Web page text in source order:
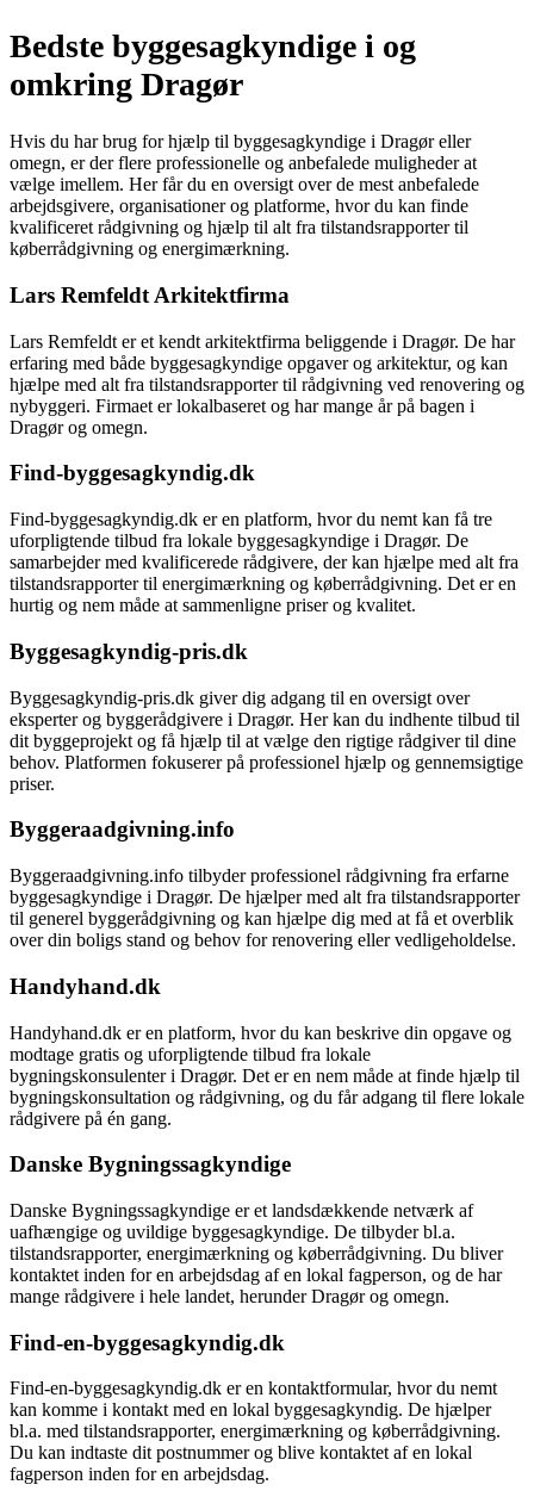
Bedste byggesagkyndige i og
omkring Dragør
Hvis du har brug for hjælp til byggesagkyndige i Dragør eller
omegn, er der flere professionelle og anbefalede muligheder at
vælge imellem. Her får du en oversigt over de mest anbefalede
arbejdsgivere, organisationer og platforme, hvor du kan finde
kvalificeret rådgivning og hjælp til alt fra tilstandsrapporter til
køberrådgivning og energimærkning.
Lars Remfeldt Arkitektfirma
Lars Remfeldt er et kendt arkitektfirma beliggende i Dragør. De har
erfaring med både byggesagkyndige opgaver og arkitektur, og kan
hjælpe med alt fra tilstandsrapporter til rådgivning ved renovering og
nybyggeri. Firmaet er lokalbaseret og har mange år på bagen i
Dragør og omegn.
Find-byggesagkyndig.dk
Find-byggesagkyndig.dk er en platform, hvor du nemt kan få tre
uforpligtende tilbud fra lokale byggesagkyndige i Dragør. De
samarbejder med kvalificerede rådgivere, der kan hjælpe med alt fra
tilstandsrapporter til energimærkning og køberrådgivning. Det er en
hurtig og nem måde at sammenligne priser og kvalitet.
Byggesagkyndig-pris.dk
Byggesagkyndig-pris.dk giver dig adgang til en oversigt over
eksperter og byggerådgivere i Dragør. Her kan du indhente tilbud til
dit byggeprojekt og få hjælp til at vælge den rigtige rådgiver til dine
behov. Platformen fokuserer på professionel hjælp og gennemsigtige
priser.
Byggeraadgivning.info
Byggeraadgivning.info tilbyder professionel rådgivning fra erfarne
byggesagkyndige i Dragør. De hjælper med alt fra tilstandsrapporter
til generel byggerådgivning og kan hjælpe dig med at få et overblik
over din boligs stand og behov for renovering eller vedligeholdelse.
Handyhand.dk
Handyhand.dk er en platform, hvor du kan beskrive din opgave og
modtage gratis og uforpligtende tilbud fra lokale
bygningskonsulenter i Dragør. Det er en nem måde at finde hjælp til
bygningskonsultation og rådgivning, og du får adgang til flere lokale
rådgivere på én gang.
Danske Bygningssagkyndige
Danske Bygningssagkyndige er et landsdækkende netværk af
uafhængige og uvildige byggesagkyndige. De tilbyder bl.a.
tilstandsrapporter, energimærkning og køberrådgivning. Du bliver
kontaktet inden for en arbejdsdag af en lokal fagperson, og de har
mange rådgivere i hele landet, herunder Dragør og omegn.
Find-en-byggesagkyndig.dk
Find-en-byggesagkyndig.dk er en kontaktformular, hvor du nemt
kan komme i kontakt med en lokal byggesagkyndig. De hjælper
bl.a. med tilstandsrapporter, energimærkning og køberrådgivning.
Du kan indtaste dit postnummer og blive kontaktet af en lokal
fagperson inden for en arbejdsdag.